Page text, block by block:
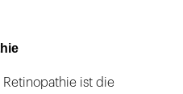
Retinopathie ist die